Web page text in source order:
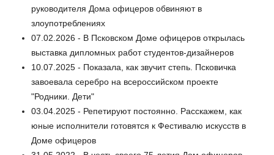
руководителя Дома офицеров обвиняют в
злоупотреблениях
07.02.2026 - В Псковском Доме офицеров открылась
выставка дипломных работ студентов-дизайнеров
10.07.2025 - Показала, как звучит степь. Псковичка
завоевала серебро на всероссийском проекте
"Родники. Дети"
03.04.2025 - Репетируют постоянно. Расскажем, как
юные исполнители готовятся к Фестивалю искусств в
Доме офицеров